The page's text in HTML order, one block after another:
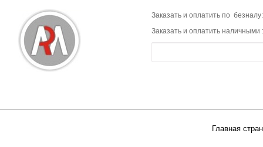
Заказать и оплатить по
Заказать и оплатить наличными
Главная